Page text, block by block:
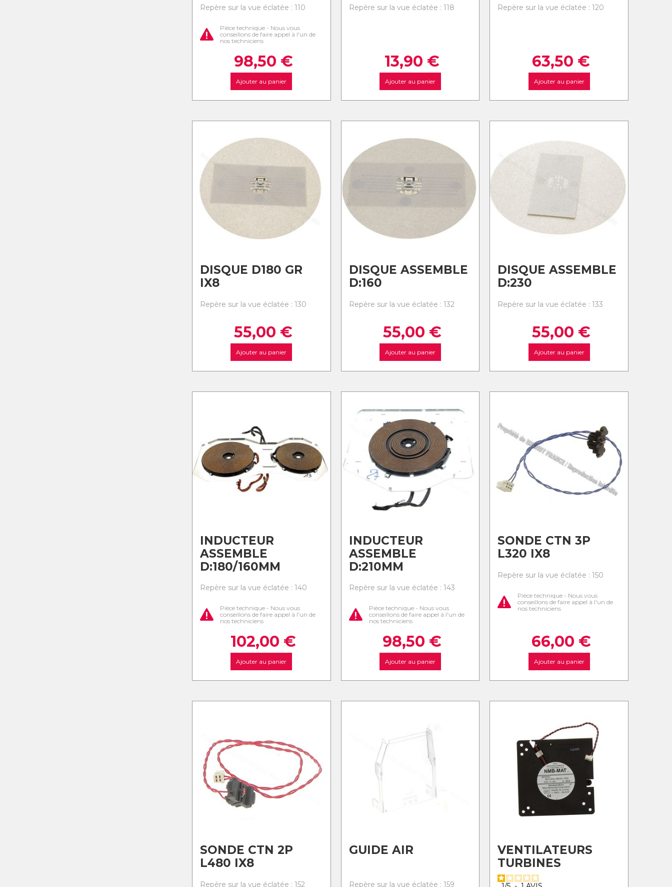
Repère sur la vue éclatée : 110
Pièce technique - Nous vous
conseillons de faire appel à l'un de
nos techniciens
98,50 €
Ajouter au panier
Repère sur la vue éclatée : 118
13,90 €
Ajouter au panier
Repère sur la vue éclatée : 120
63,50 €
Ajouter au panier
DISQUE D180 GR
IX8
Repère sur la vue éclatée : 130
55,00 €
Ajouter au panier
DISQUE ASSEMBLE
D:160
Repère sur la vue éclatée : 132
55,00 €
Ajouter au panier
DISQUE ASSEMBLE
D:230
Repère sur la vue éclatée : 133
55,00 €
Ajouter au panier
INDUCTEUR
ASSEMBLE
D:180/160MM
Repère sur la vue éclatée : 140
Pièce technique - Nous vous
conseillons de faire appel à l'un de
nos techniciens
102,00 €
Ajouter au panier
INDUCTEUR
ASSEMBLE
D:210MM
Repère sur la vue éclatée : 143
Pièce technique - Nous vous
conseillons de faire appel à l'un de
nos techniciens
98,50 €
Ajouter au panier
SONDE CTN 3P
L320 IX8
Repère sur la vue éclatée : 150
Pièce technique - Nous vous
conseillons de faire appel à l'un de
nos techniciens
66,00 €
Ajouter au panier
SONDE CTN 2P
L480 IX8
Repère sur la vue éclatée : 152
GUIDE AIR
Repère sur la vue éclatée : 159
VENTILATEURS
TURBINES